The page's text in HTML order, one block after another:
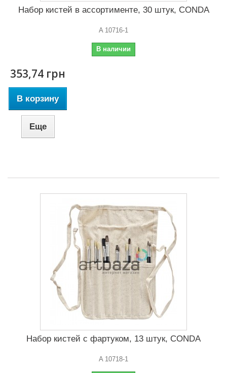
Набор кистей в ассортименте, 30 штук, CONDA
A 10716-1
В наличии
353,74 грн
В корзину
Еще
Набор кистей с фартуком, 13 штук, CONDA
A 10718-1